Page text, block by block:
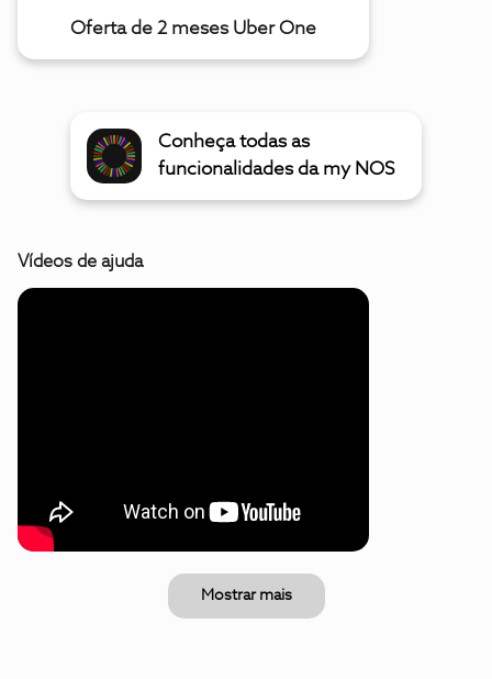
Oferta de 2 meses Uber One
Conheça todas as
funcionalidades da my NOS
Vídeos de ajuda
Mostrar mais